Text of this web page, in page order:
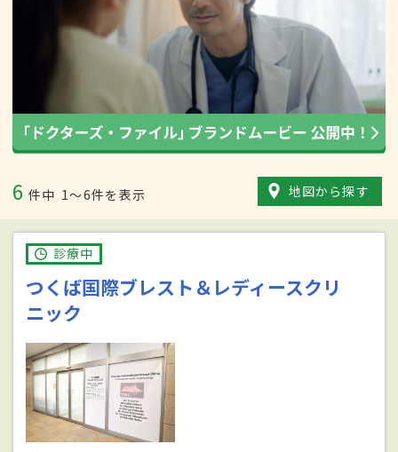
6 件中 1〜6件を表示 地図から探す
診療中
つくば国際ブレスト＆レディースクリ
ニック